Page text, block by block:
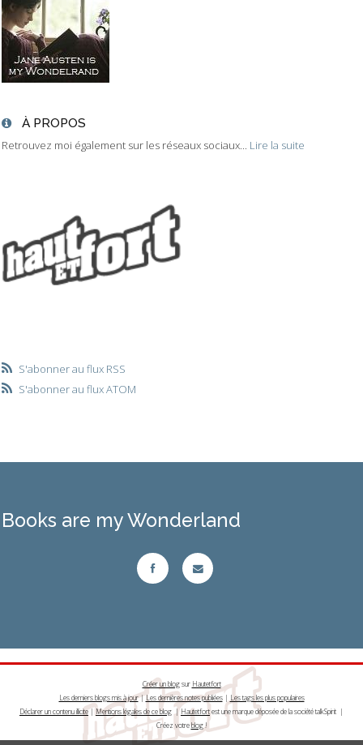
À PROPOS
Retrouvez moi également sur les réseaux sociaux... Lire la suite
S'abonner au flux RSS
S'abonner au flux ATOM
Books are my Wonderland
Créer un blogsur Hautetfort
Les derniers blogs mis à jour|Les dernières notes publiées| Les tags les plus populaires
Déclarer un contenu illicite| Mentions légales de ce blog |Hautetfortest une marque déposée de la société talkSpirit |
Créez votreblog!